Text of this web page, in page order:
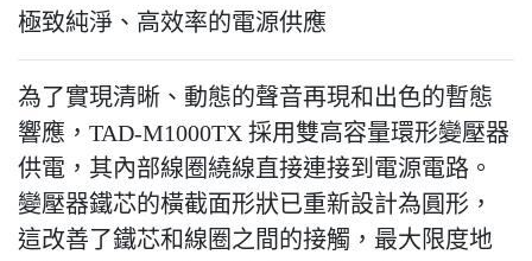
極致純淨、高效率的電源供應
為了實現清晰、動態的聲音再現和出色的暫態
響應，TAD-M1000TX 採用雙高容量環形變壓器
供電，其內部線圈繞線直接連接到電源電路。
變壓器鐵芯的橫截面形狀已重新設計為圓形，
這改善了鐵芯和線圈之間的接觸，最大限度地